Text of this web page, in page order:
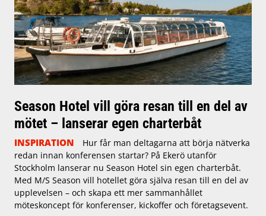
Season Hotel vill göra resan till en del av
mötet – lanserar egen charterbåt
INSPIRATION
Hur får man deltagarna att börja nätverka
redan innan konferensen startar? På Ekerö utanför
Stockholm lanserar nu Season Hotel sin egen charterbåt.
Med M/S Season vill hotellet göra själva resan till en del av
upplevelsen – och skapa ett mer sammanhållet
möteskoncept för konferenser, kickoffer och företagsevent.